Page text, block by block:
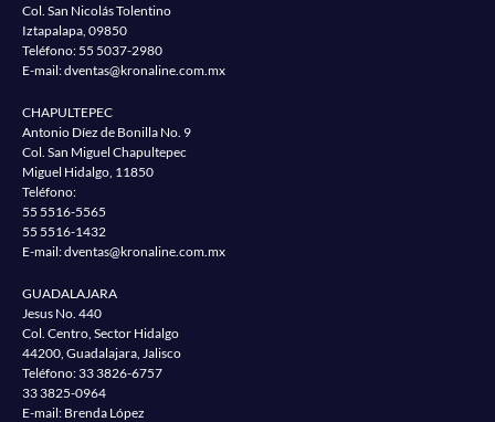
Col. San Nicolás Tolentino
Iztapalapa, 09850
Teléfono: 55 5037-2980
E-mail:dventas@kronaline.com.mx
CHAPULTEPEC
Antonio Díez de Bonilla No. 9
Col. San Miguel Chapultepec
Miguel Hidalgo, 11850
Teléfono:
55 5516-5565
55 5516-1432
E-mail:dventas@kronaline.com.mx
GUADALAJARA
Jesus No. 440
Col. Centro, Sector Hidalgo
44200, Guadalajara, Jalisco
Teléfono: 33 3826-6757
33 3825-0964
E-mail: Brenda López